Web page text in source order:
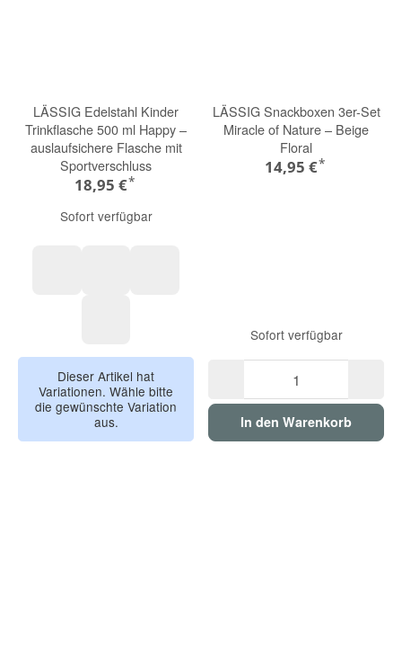
LÄSSIG Edelstahl Kinder
Trinkflasche 500 ml Happy –
auslaufsichere Flasche mit
Sportverschluss
18,95 €*
Sofort verfügbar
Dieser Artikel hat
Variationen. Wähle bitte
die gewünschte Variation
aus.
LÄSSIG Snackboxen 3er-Set
Miracle of Nature – Beige
Floral
14,95 €*
Sofort verfügbar
In den Warenkorb